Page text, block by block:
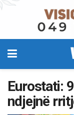
Eurostati:
ndjejnë